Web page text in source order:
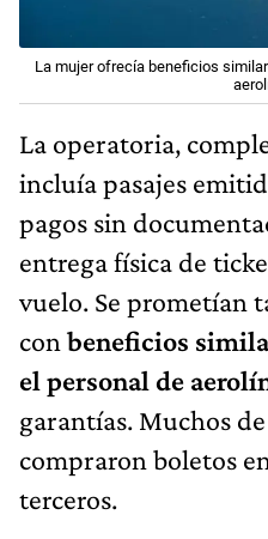
La mujer ofrecía beneficios
La operatoria,
incluía pasajes
pagos sin
entrega física de
vuelo. Se prometían
con beneficios
el personal de
garantías. Muchos
compraron boletos
terceros.